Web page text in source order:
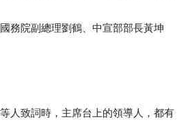
務院副總理劉鶴、中宣部部長黃坤
人致詞時，主席台上的領導人，都有